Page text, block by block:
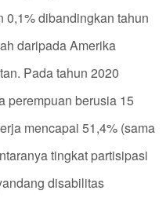
0,1% dibandingkan tahun
daripada Amerika
Pada tahun 2020
perempuan berusia 15
mencapai 51,4% (sama
tingkat partisipasi
disabilitas